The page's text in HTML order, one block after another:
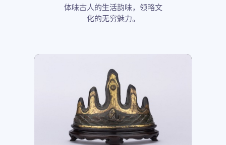
体味古人的生活韵味，领略文
化的无穷魅力。